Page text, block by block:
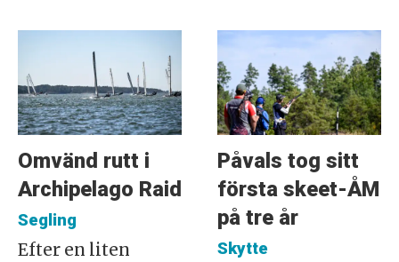
Omvänd rutt i
Archipelago Raid
Segling
Efter en liten
Påvals tog sitt
första skeet-ÅM
på tre år
Skytte